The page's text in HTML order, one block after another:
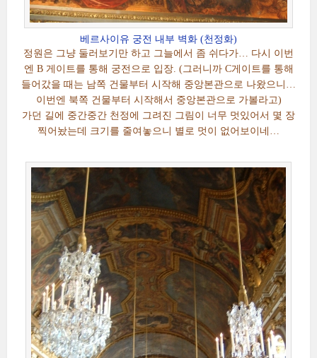
베르사이유 궁전 내부 벽화 (천정화)
정원은 그냥 둘러보기만 하고 그늘에서 좀 쉬다가… 다시 이번
엔 B 게이트를 통해 궁전으로 입장. (그러니까 C게이트를 통해
들어갔을 때는 남쪽 건물부터 시작해 중앙본관으로 나왔으니…
이번엔 북쪽 건물부터 시작해서 중앙본관으로 가볼라고)
가던 길에 중간중간 천정에 그려진 그림이 너무 멋있어서 몇 장
찍어놨는데 크기를 줄여놓으니 별로 멋이 없어보이네…